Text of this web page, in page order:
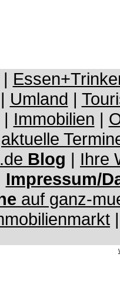
|
| Umland |
| Immobilien |
aktuelle
Blog | Ihre
Impressum/
auf ganz-